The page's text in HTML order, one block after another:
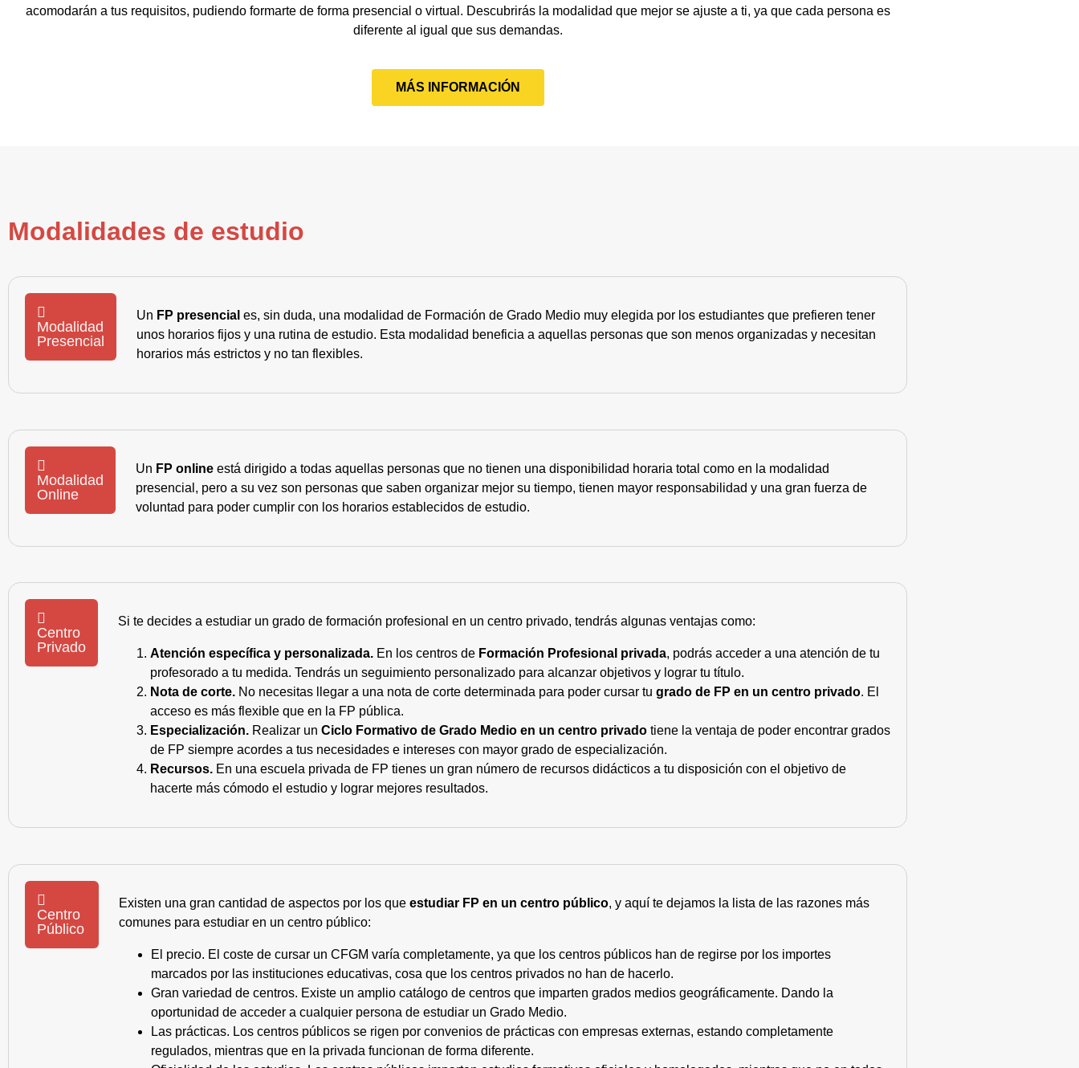
acomodarán a tus requisitos, pudiendo formarte de forma presencial o virtual. Descubrirás la modalidad que mejor se ajuste a ti, ya que cada persona es
diferente al igual que sus demandas.
MÁS INFORMACIÓN
Modalidades de estudio
Modalidad
Presencial
Un FP presencial es, sin duda, una modalidad de Formación de Grado Medio muy elegida por los estudiantes que prefieren tener
unos horarios fijos y una rutina de estudio. Esta modalidad beneficia a aquellas personas que son menos organizadas y necesitan
horarios más estrictos y no tan flexibles.
Modalidad
Online
Un FP online está dirigido a todas aquellas personas que no tienen una disponibilidad horaria total como en la modalidad
presencial, pero a su vez son personas que saben organizar mejor su tiempo, tienen mayor responsabilidad y una gran fuerza de
voluntad para poder cumplir con los horarios establecidos de estudio.
Centro
Privado
Si te decides a estudiar un grado de formación profesional en un centro privado, tendrás algunas ventajas como:
Atención específica y personalizada. En los centros de Formación Profesional privada, podrás acceder a una atención de tu
profesorado a tu medida. Tendrás un seguimiento personalizado para alcanzar objetivos y lograr tu título.
Nota de corte. No necesitas llegar a una nota de corte determinada para poder cursar tu grado de FP en un centro privado. El
acceso es más flexible que en la FP pública.
Especialización. Realizar un Ciclo Formativo de Grado Medio en un centro privado tiene la ventaja de poder encontrar grados
de FP siempre acordes a tus necesidades e intereses con mayor grado de especialización.
Recursos. En una escuela privada de FP tienes un gran número de recursos didácticos a tu disposición con el objetivo de
hacerte más cómodo el estudio y lograr mejores resultados.
Centro
Público
Existen una gran cantidad de aspectos por los queestudiar FP en un centro público, y aquí te dejamos la lista de las razones más
comunes para estudiar en un centro público:
El precio. El coste de cursar un CFGM varía completamente, ya que los centros públicos han de regirse por los importes
marcados por las instituciones educativas, cosa que los centros privados no han de hacerlo.
Gran variedad de centros. Existe un amplio catálogo de centros que imparten grados medios geográficamente. Dando la
oportunidad de acceder a cualquier persona de estudiar un Grado Medio.
Las prácticas. Los centros públicos se rigen por convenios de prácticas con empresas externas, estando completamente
regulados, mientras que en la privada funcionan de forma diferente.